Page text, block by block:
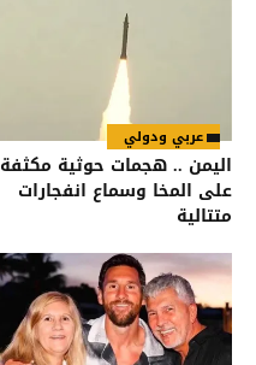
عربي ودولي
اليمن .. هجمات حوثية مكثفة
على المخا وسماع انفجارات
متتالية